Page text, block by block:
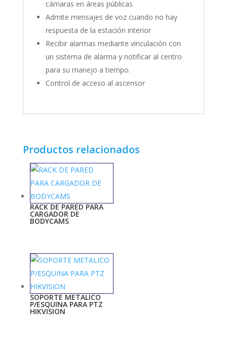
cámaras en áreas públicas
Admite mensajes de voz cuando no hay
respuesta de la estación interior
Recibir alarmas mediante vinculación con
un sistema de alarma y notificar al centro
para su manejo a tiempo.
Control de acceso al ascensor
Productos relacionados
RACK DE PARED PARA
CARGADOR DE
BODYCAMS
SOPORTE METALICO
P/ESQUINA PARA PTZ
HIKVISION